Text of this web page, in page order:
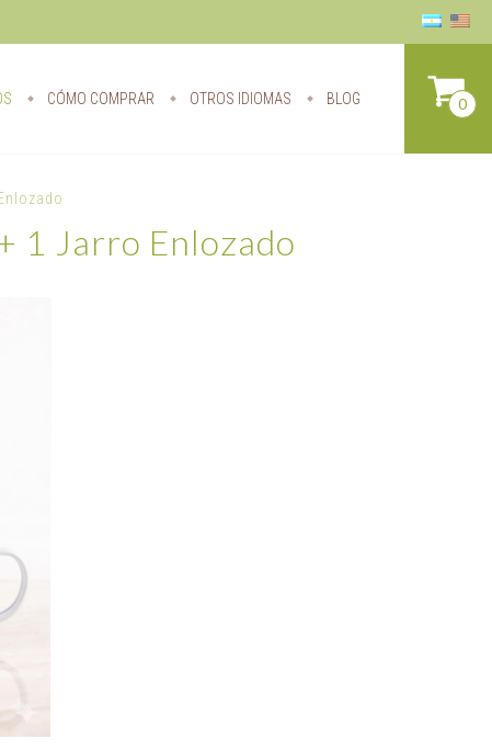
CÓMO COMPRAR OTROS IDIOMAS BLOG 0
1 Jarro Enlozado